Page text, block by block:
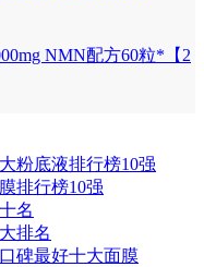
NMN配方60粒*【2
粉底液排行榜10强
排行榜10强
名
排名
碑最好十大面膜